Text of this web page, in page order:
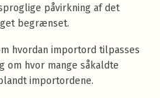
påvirkning af det
begrænset.
hvordan importord tilpasses
om hvor mange såkaldte
importordene.